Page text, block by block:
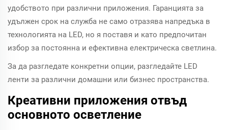
удобството при различни приложения. Гаранцията за
удължен срок на служба не само отразява напредъка в
технологията на LED, но я поставя и като предпочитан
избор за постоянна и ефективна електрическа светлина.
За да разгледате конкретни опции, разгледайте LED
ленти за различни домашни или бизнес пространства.
Креативни приложения отвъд
основното осветление